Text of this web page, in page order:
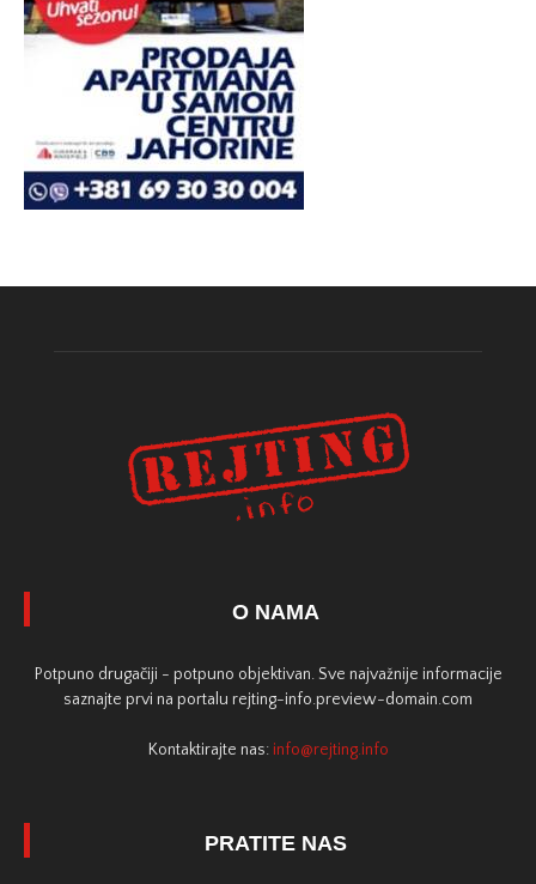
O NAMA
Potpuno drugačiji - potpuno objektivan. Sve najvažnije informacije
saznajte prvi na portalu rejting-info.preview-domain.com
Kontaktirajte nas: info@rejting.info
PRATITE NAS